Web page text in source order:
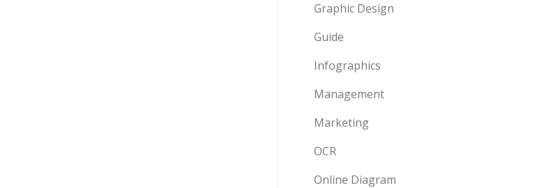
Graphic Design
Guide
Infographics
Management
Marketing
OCR
Online Diagram